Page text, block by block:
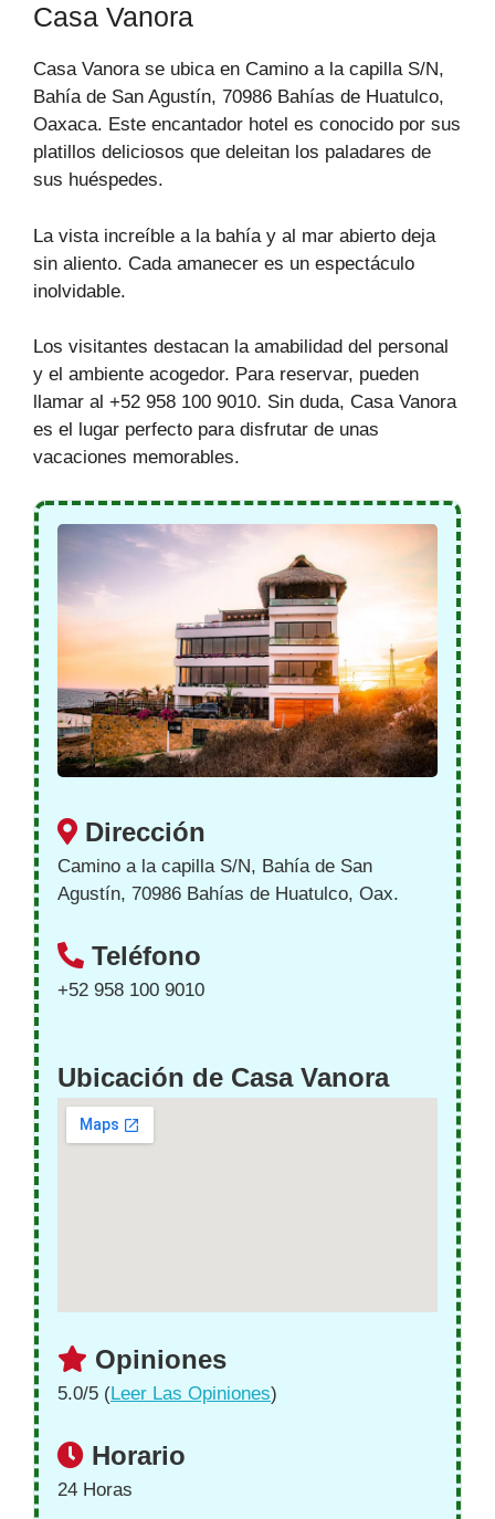
Casa Vanora
Casa Vanora se ubica en Camino a la capilla S/N,
Bahía de San Agustín, 70986 Bahías de Huatulco,
Oaxaca. Este encantador hotel es conocido por sus
platillos deliciosos que deleitan los paladares de
sus huéspedes.
La vista increíble a la bahía y al mar abierto deja
sin aliento. Cada amanecer es un espectáculo
inolvidable.
Los visitantes destacan la amabilidad del personal
y el ambiente acogedor. Para reservar, pueden
llamar al +52 958 100 9010. Sin duda, Casa Vanora
es el lugar perfecto para disfrutar de unas
vacaciones memorables.
Dirección
Camino a la capilla S/N, Bahía de San
Agustín, 70986 Bahías de Huatulco, Oax.
Teléfono
+52 958 100 9010
Ubicación de Casa Vanora
Opiniones
5.0/5 (Leer Las Opiniones)
Horario
24 Horas